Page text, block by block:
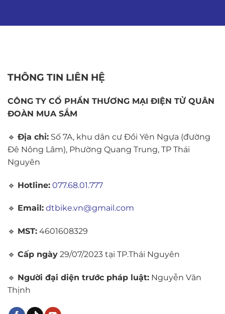
THÔNG TIN LIÊN HỆ
CÔNG TY CỔ PHẦN THƯƠNG MẠI ĐIỆN TỬ QUÂN
ĐOÀN MUA SẮM
🔹 Địa chỉ: Số 7A, khu dân cư Đồi Yên Ngựa (đường
Đê Nông Lâm), Phường Quang Trung, TP Thái
Nguyên
🔹 Hotline: 077.68.01.777
🔹 Email: dtbike.vn@gmail.com
🔹 MST: 4601608329
🔹 Cấp ngày 29/07/2023 tại TP.Thái Nguyên
🔹 Người đại diện trước pháp luật: Nguyễn Văn
Thịnh